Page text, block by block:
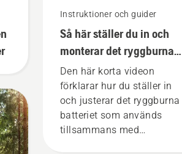
Instruktioner och guider
Så här ställer du in och
monterar det ryggburna
batteriet korrekt
Den här korta videon
förklarar hur du ställer in
och justerar det ryggburna
batteriet som används
tillsammans med